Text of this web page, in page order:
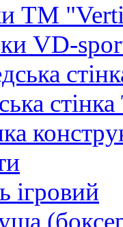
TM
VD-
ігровий